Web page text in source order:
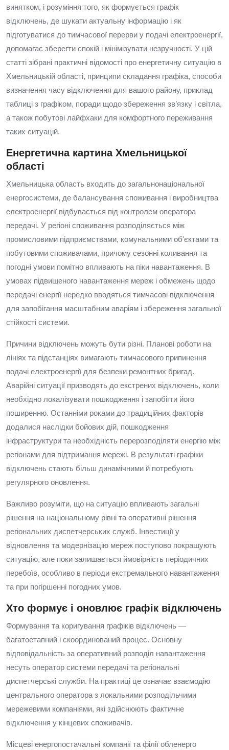
винятком, і розуміння того, як формується графік
відключень, де шукати актуальну інформацію і як
підготуватися до тимчасової перерви у подачі електроенергії,
допомагає зберегти спокій і мінімізувати незручності. У цій
статті зібрані практичні відомості про енергетичну ситуацію в
Хмельницькій області, принципи складання графіка, способи
визначення часу відключення для вашого району, приклад
таблиці з графіком, поради щодо збереження зв’язку і світла,
а також побутові лайфхаки для комфортного переживання
таких ситуацій.
Енергетична картина Хмельницької
області
Хмельницька область входить до загальнонаціональної
енергосистеми, де балансування споживання і виробництва
електроенергії відбувається під контролем оператора
передачі. У регіоні споживання розподіляється між
промисловими підприємствами, комунальними об'єктами та
побутовими споживачами, причому сезонні коливання та
погодні умови помітно впливають на піки навантаження. В
умовах підвищеного навантаження мереж і обмежень щодо
передачі енергії нередко вводяться тимчасові відключення
для запобігання масштабним аваріям і збереження загальної
стійкості системи.
Причини відключень можуть бути різні. Планові роботи на
лініях та підстанціях вимагають тимчасового припинення
подачі електроенергії для безпеки ремонтних бригад.
Аварійні ситуації призводять до екстрених відключень, коли
необхідно локалізувати пошкодження і запобігти його
поширенню. Останніми роками до традиційних факторів
додалися наслідки бойових дій, пошкодження
інфраструктури та необхідність перерозподіляти енергію між
регіонами для підтримання мережі. В результаті графіки
відключень стають більш динамічними й потребують
регулярного оновлення.
Важливо розуміти, що на ситуацію впливають загальні
рішення на національному рівні та оперативні рішення
регіональних диспетчерських служб. Інвестиції у
відновлення та модернізацію мереж поступово покращують
ситуацію, але поки залишається ймовірність періодичних
перебоїв, особливо в періоди екстремального навантаження
та при погіршенні погодних умов.
Хто формує і оновлює графік відключень
Формування та коригування графіків відключень —
багатоетапний і скоординований процес. Основну
відповідальність за оперативний розподіл навантаження
несуть оператор системи передачі та регіональні
диспетчерські служби. На практиці це означає взаємодію
центрального оператора з локальними розподільчими
мережевими компаніями, які здійснюють фактичне
відключення у кінцевих споживачів.
Місцеві енергопостачальні компанії та філії обленерго